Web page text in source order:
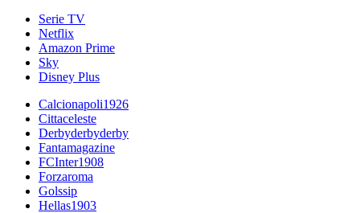
Serie TV
Netflix
Amazon Prime
Sky
Disney Plus
Calcionapoli1926
Cittaceleste
Derbyderbyderby
Fantamagazine
FCInter1908
Forzaroma
Golssip
Hellas1903